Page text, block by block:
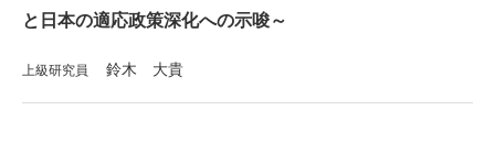
と日本の適応政策深化への示唆～
上級研究員 鈴木 大貴